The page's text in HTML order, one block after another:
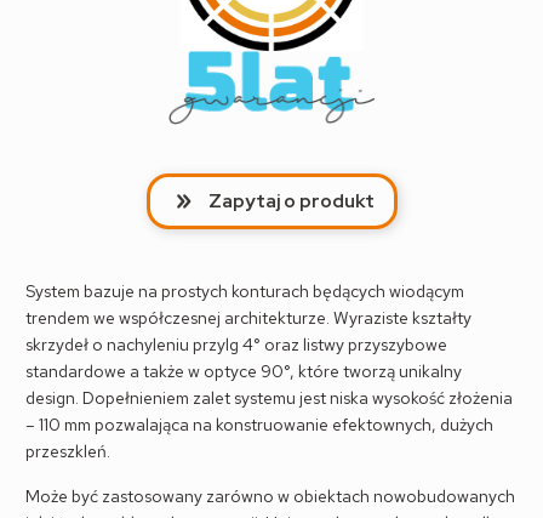
Zapytaj o produkt
System bazuje na prostych konturach będących wiodącym
trendem we współczesnej architekturze. Wyraziste kształty
skrzydeł o nachyleniu przylg 4° oraz listwy przyszybowe
standardowe a także w optyce 90°, które tworzą unikalny
design. Dopełnieniem zalet systemu jest niska wysokość złożenia
– 110 mm pozwalająca na konstruowanie efektownych, dużych
przeszkleń.
Może być zastosowany zarówno w obiektach nowobudowanych